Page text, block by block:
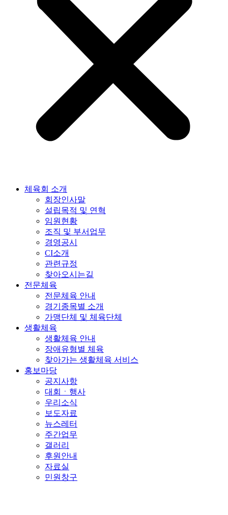
체육회 소개
회장인사말
설립목적 및 연혁
임원현황
조직 및 부서업무
경영공시
CI소개
관련규정
찾아오시는길
전문체육
전문체육 안내
경기종목별 소개
가맹단체 및 체육단체
생활체육
생활체육 안내
장애유형별 체육
찾아가는 생활체육 서비스
홍보마당
공지사항
대회ㆍ행사
우리소식
보도자료
뉴스레터
주간업무
갤러리
후원안내
자료실
민원창구